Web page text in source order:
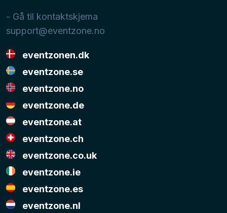
- Gå til kontaktskjema
support@eventzone.no
eventzonen.dk
eventzone.se
eventzone.no
eventzone.de
eventzone.at
eventzone.ch
eventzone.co.uk
eventzone.ie
eventzone.es
eventzone.nl